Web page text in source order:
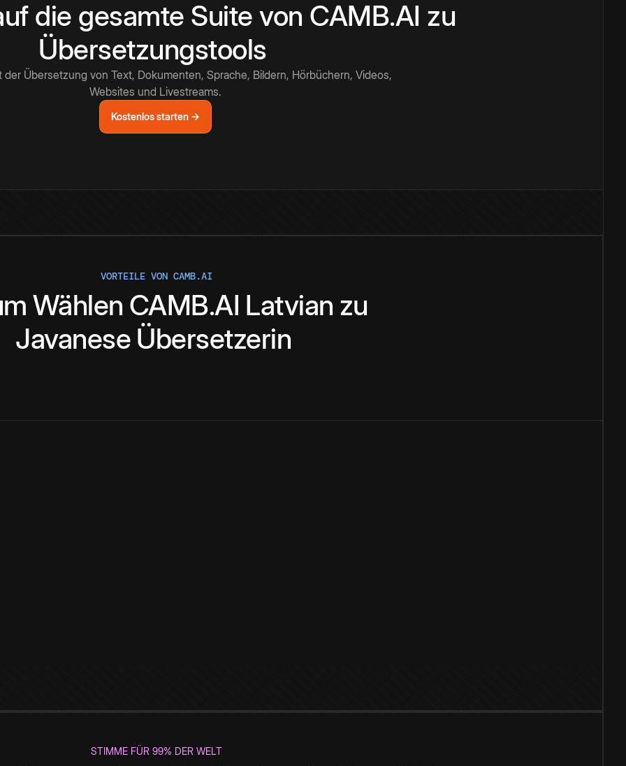
die gesamte Suite von CAMB.AI zu
Übersetzungstools
der Übersetzung von Text, Dokumenten, Sprache, Bildern, Hörbüchern, Videos,
Websites und Livestreams.
Kostenlos starten →
VORTEILE VON CAMB.AI
Wählen CAMB.AI Latvian zu
Javanese Übersetzerin
STIMME FÜR 99% DER WELT